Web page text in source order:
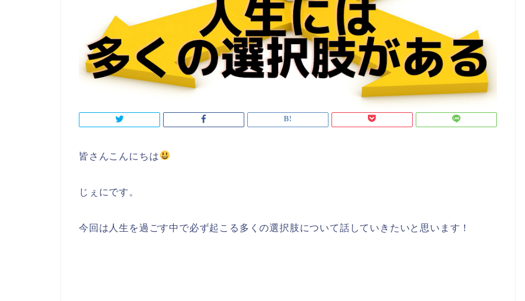
皆さんこんにちは
じぇにです。
今回は人生を過ごす中で必ず起こる多くの選択肢について話していきたいと思います！